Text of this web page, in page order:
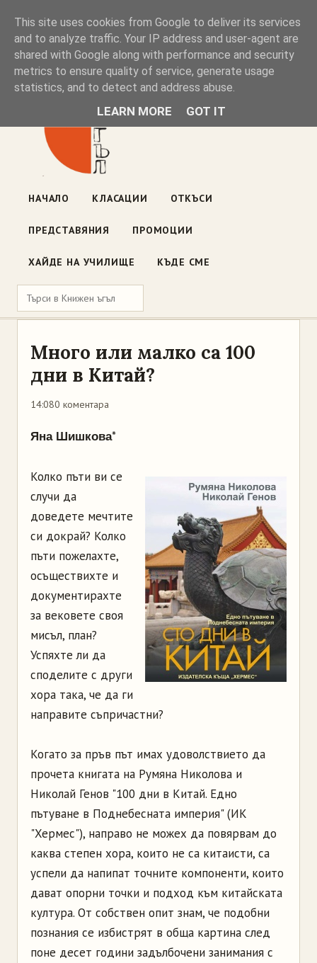
Книжен ъгъл
Блог на книжарницата — класации, откъси, нови книги
ул. „Оборище" 117, София· пон–пет 10:00–19:00 ·
НАЧАЛО КЛАСАЦИИ ОТКЪСИ
ПРЕДСТАВЯНИЯ ПРОМОЦИИ
ХАЙДЕ НА УЧИЛИЩЕ КЪДЕ СМЕ
Много или малко са 100
дни в Китай?
14:080 коментара
Яна Шишкова*
Колко пъти ви се
случи да
доведете мечтите
си докрай? Колко
пъти пожелахте,
осъществихте и
документирахте
за вековете своя
мисъл, план?
Успяхте ли да
споделите с други
хора така, че да ги
направите съпричастни?
Когато за пръв път имах удоволствието да
прочета книгата на Румяна Николова и
Николай Генов "100 дни в Китай. Едно
пътуване в Поднебесната империя" (ИК
"Хермес"), направо не можех да повярвам до
каква степен хора, които не са китаисти, са
успели да напипат точните компоненти, които
дават опорни точки и подход към китайската
култура. От собствен опит знам, че подобни
познания се избистрят в обща картина след
поне десет години задълбочени занимания с
This site uses cookies from Google to deliver its services
and to analyze traffic. Your IP address and user-agent are
shared with Google along with performance and security
metrics to ensure quality of service, generate usage
statistics, and to detect and address abuse.
LEARN MORE GOT IT